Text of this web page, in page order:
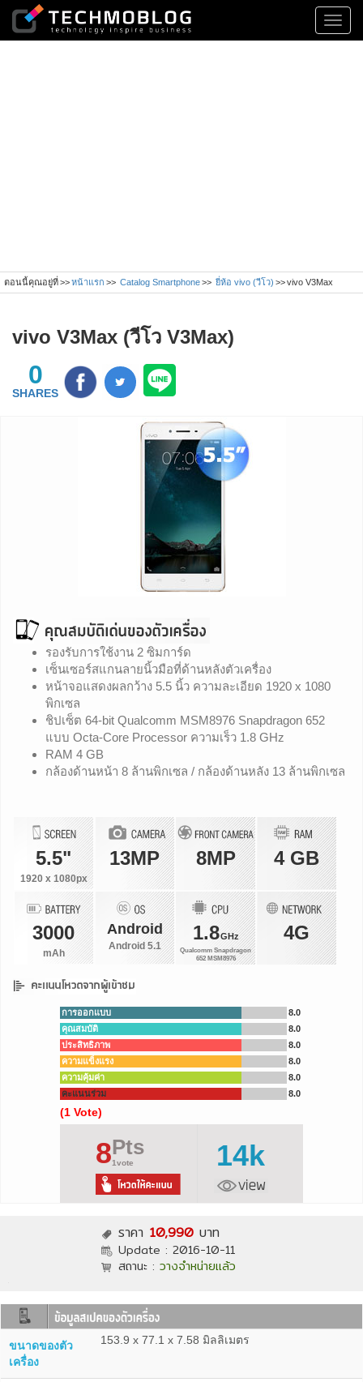
ตอนนี้คุณอยู่ที่ หน้าแรก Catalog Smartphone ยี่ห้อ vivo (วีโว) vivo V3Max
vivo V3Max (วีโว V3Max)
0
SHARES
รองรับการใช้งาน 2 ซิมการ์ด
เซ็นเซอร์สแกนลายนิ้วมือที่ด้านหลังตัวเครื่อง
หน้าจอแสดงผลกว้าง 5.5 นิ้ว ความละเอียด 1920 x 1080
พิกเซล
ชิปเซ็ต 64-bit Qualcomm MSM8976 Snapdragon 652
แบบ Octa-Core Processor ความเร็ว 1.8 GHz
RAM 4 GB
กล้องด้านหน้า 8 ล้านพิกเซล / กล้องด้านหลัง 13 ล้านพิกเซล
5.5"
1920 x 1080px
13MP 8MP 4 GB
3000
mAh
Android
Android 5.1
1.8GHz
Qualcomm Snapdragon
652 MSM8976
4G
การออกแบบ
8.0
คุณสมบัติ
8.0
ประสิทธิภาพ
8.0
ความแข็งแรง
8.0
ความคุ้มค่า
8.0
คะแนนร่วม
8.0
(1 Vote)
8Pts
1vote 14k
ราคา 10,990 บาท
Update : 2016-10-11
สถานะ : วางจำหน่ายแล้ว
ขนาดของตัว
เครื่อง
153.9 x 77.1 x 7.58 มิลลิเมตร